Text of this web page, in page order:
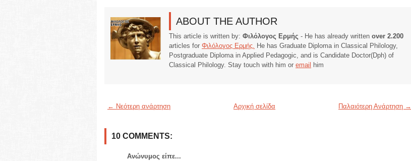
ABOUT THE AUTHOR
This article is written by: Φιλόλογος Ερμής - He has already written over 2.200
articles for Φιλόλογος Ερμής. He has Graduate Diploma in Classical Philology,
Postgraduate Diploma in Applied Pedagogic, and is Candidate Doctor(Dph) of
Classical Philology. Stay touch with him or email him
← Νεότερη ανάρτηση Παλαιότερη Ανάρτηση →
Αρχική σελίδα
10 COMMENTS:
Ανώνυμος είπε...